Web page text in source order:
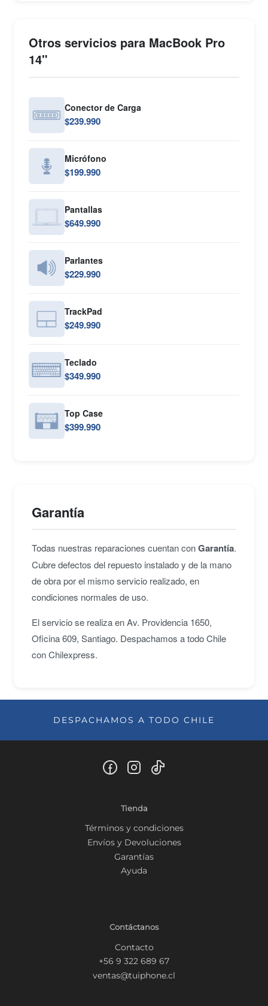
Otros servicios para MacBook Pro
14"
Conector de Carga
$239.990
Micrófono
$199.990
Pantallas
$649.990
Parlantes
$229.990
TrackPad
$249.990
Teclado
$349.990
Top Case
$399.990
Garantía
Todas nuestras reparaciones cuentan conGarantía.
Cubre defectos del repuesto instalado y de la mano
de obra por el mismo servicio realizado, en
condiciones normales de uso.
El servicio se realiza en Av. Providencia 1650,
Oficina 609, Santiago. Despachamos a todo Chile
con Chilexpress.
DESPACHAMOS A TODO CHILE
Tienda
Términos y condiciones
Envíos y Devoluciones
Garantías
Ayuda
Contáctanos
Contacto
+56 9 322 689 67
ventas@tuiphone.cl